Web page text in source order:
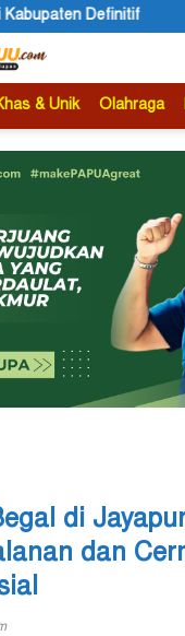
Jayapura Lakukan
& Unik Olahraga
di
dan